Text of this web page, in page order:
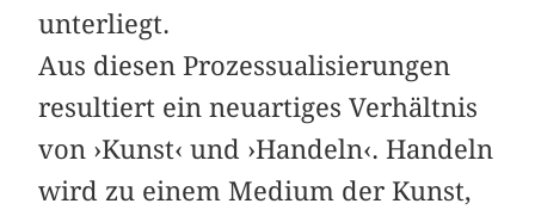
unterliegt.
Aus diesen Prozessualisierungen
resultiert ein neuartiges Verhältnis
von ›Kunst‹ und ›Handeln‹. Handeln
wird zu einem Medium der Kunst,